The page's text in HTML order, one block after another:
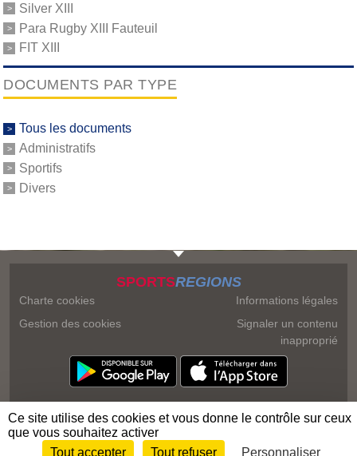
Silver XIII
Para Rugby XIII Fauteuil
FIT XIII
DOCUMENTS PAR TYPE
Tous les documents
Administratifs
Sportifs
Divers
SPORTSREGIONS
Charte cookies
Gestion des cookies
Informations légales
Signaler un contenu
inapproprié
Envie de participer ?
Ce site utilise des cookies et vous donne le contrôle sur ceux
que vous souhaitez activer
Tout accepter
Tout refuser Personnaliser